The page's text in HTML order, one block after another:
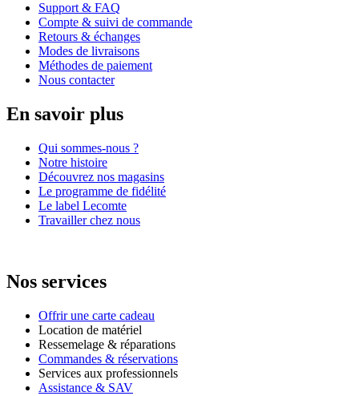
Support & FAQ
Compte & suivi de commande
Retours & échanges
Modes de livraisons
Méthodes de paiement
Nous contacter
En savoir plus
Qui sommes-nous ?
Notre histoire
Découvrez nos magasins
Le programme de fidélité
Le label Lecomte
Travailler chez nous
Nos services
Offrir une carte cadeau
Location de matériel
Ressemelage & réparations
Commandes & réservations
Services aux professionnels
Assistance & SAV